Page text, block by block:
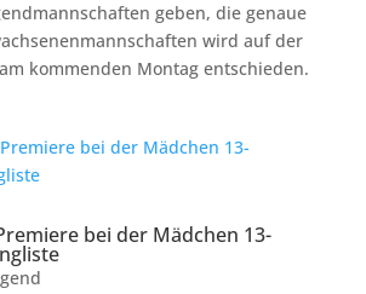
geben, die genaue
wird auf der
kommenden Montag entschieden.
bei der Mädchen 13-